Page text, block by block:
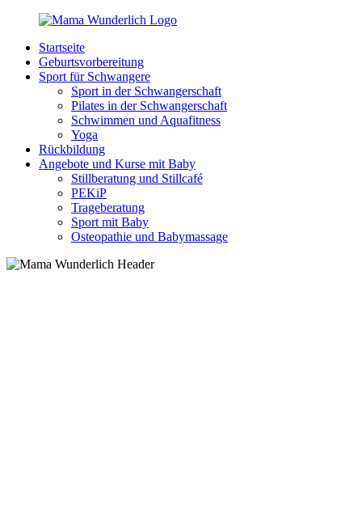
Zurück
Inhalt
MamaWunderlich.de
Mutti
sein
wunderbar!
Startseite
Geburtsvorbereitung
Sport für Schwangere
Sport in der Schwangerschaft
Pilates in der Schwangerschaft
Schwimmen und Aquafitness
Yoga
Rückbildung
Angebote und Kurse mit Baby
Stillberatung und Stillcafé
PEKiP
Trageberatung
Sport mit Baby
Osteopathie und Babymassage